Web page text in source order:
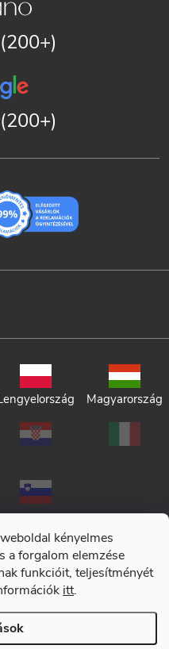
kényelmes
a forgalom elemzése
funkcióit, teljesítményét
itt.
(200+)
(200+)
Magyarország
feltételek